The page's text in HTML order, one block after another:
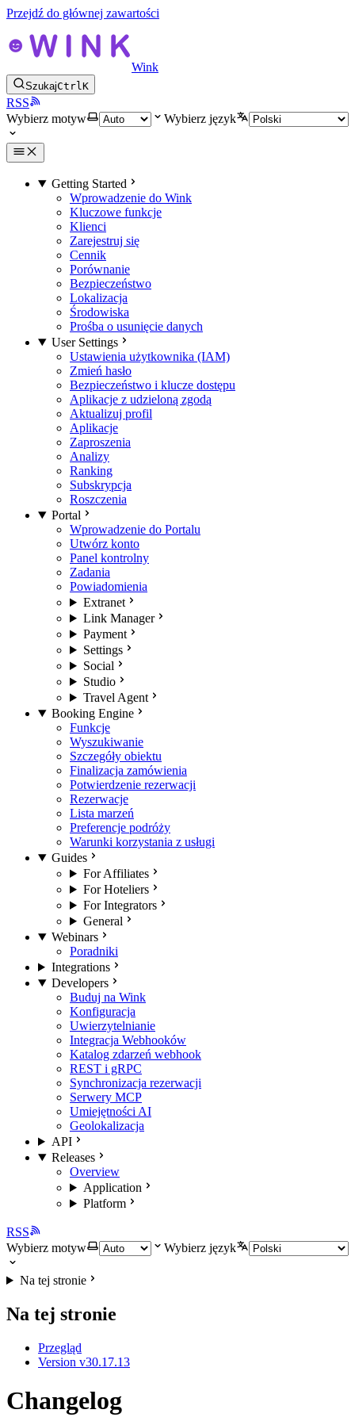
Przejdź do głównej zawartości
Wink
SzukajCtrlK
RSS
Wybierz motyw
Wybierz język
Getting Started
Wprowadzenie do Wink
Kluczowe funkcje
Klienci
Zarejestruj się
Cennik
Porównanie
Bezpieczeństwo
Lokalizacja
Środowiska
Prośba o usunięcie danych
User Settings
Ustawienia użytkownika (IAM)
Zmień hasło
Bezpieczeństwo i klucze dostępu
Aplikacje z udzieloną zgodą
Aktualizuj profil
Aplikacje
Zaproszenia
Analizy
Ranking
Subskrypcja
Roszczenia
Portal
Wprowadzenie do Portalu
Utwórz konto
Panel kontrolny
Zadania
Powiadomienia
Extranet
Link Manager
Payment
Settings
Social
Studio
Travel Agent
Booking Engine
Funkcje
Wyszukiwanie
Szczegóły obiektu
Finalizacja zamówienia
Potwierdzenie rezerwacji
Rezerwacje
Lista marzeń
Preferencje podróży
Warunki korzystania z usługi
Guides
For Affiliates
For Hoteliers
For Integrators
General
Webinars
Poradniki
Integrations
Developers
Buduj na Wink
Konfiguracja
Uwierzytelnianie
Integracja Webhooków
Katalog zdarzeń webhook
REST i gRPC
Synchronizacja rezerwacji
Serwery MCP
Umiejętności AI
Geolokalizacja
API
Releases
Overview
Application
Platform
RSS
Wybierz motyw
Wybierz język
Na tej stronie
Na tej stronie
Przegląd
Version v30.17.13
Changelog